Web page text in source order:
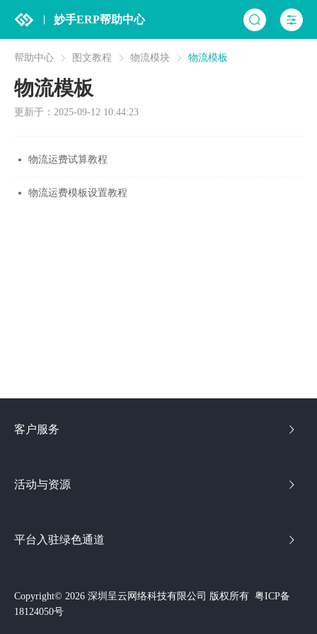
妙手ERP帮助中心
帮助中心 图文教程 物流模块 物流模板
物流模板
更新于：2025-09-12 10:44:23
物流运费试算教程
物流运费模板设置教程
客户服务
活动与资源
平台入驻绿色通道
Copyright© 2026 深圳呈云网络科技有限公司 版权所有 粤ICP备
18124050号